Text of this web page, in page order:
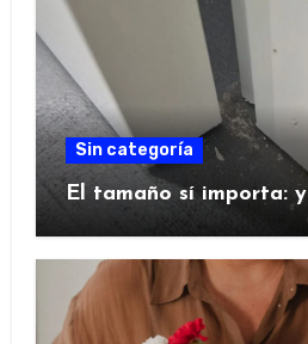
Sin categoría
El tamaño sí importa: y